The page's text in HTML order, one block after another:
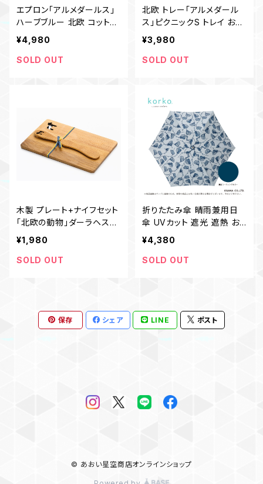
エプロン「アルメダールス」
ハーブブルー 北欧 コットン1
00％ おしゃれ
¥4,980
SOLD OUT
北欧 トレー「アルメダール
ス」ピクニックS トレイ おし
ゃれ お盆 キッチン
¥3,980
SOLD OUT
木製 プレート+ナイフセット
「北欧の動物」ダーラヘスト
お盆 ウッドプレート ナチュ
ラル
¥1,980
SOLD OUT
折りたたみ傘 晴雨兼用日
傘 UVカット 遮光 遮熱 お
しゃれ 北欧デザイン レディ
ース
¥4,380
SOLD OUT
保存 シェア LINE ポスト
© あおい星空商店オンラインショップ